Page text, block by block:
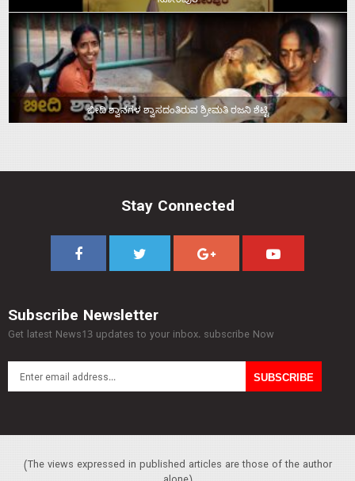
ಬೀದಿ ಶ್ವಾನಗಳ ಶ್ವಾಸದಂತಿರುವ ಶ್ರೀಮತಿ ರಜನಿ ಶೆಟ್ಟಿ
Stay Connected
Subscribe Newsletter
Get latest News13 updates to your inbox. subscribe Now
(The views expressed in published articles are those of the author